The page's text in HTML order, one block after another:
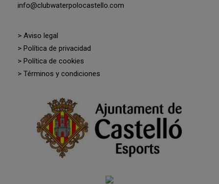
info@clubwaterpolocastello.com
> Aviso legal
> Política de privacidad
> Política de cookies
> Términos y condiciones